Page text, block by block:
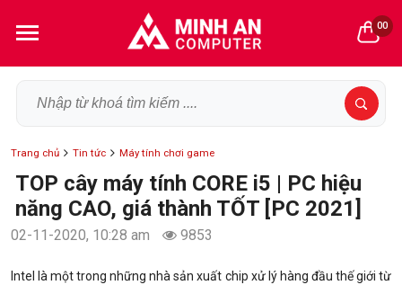
00
Trang chủ Tin tức Máy tính chơi game
TOP cây máy tính CORE i5 | PC hiệu
năng CAO, giá thành TỐT [PC 2021]
02-11-2020, 10:28 am 9853
Intel là một trong những nhà sản xuất chip xử lý hàng đầu thế giới từ